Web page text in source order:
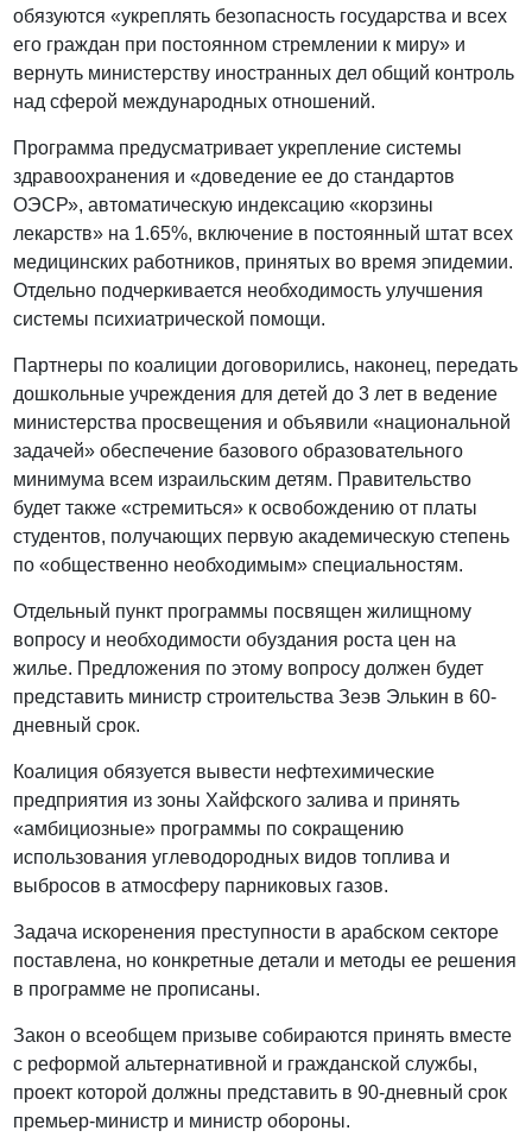
обязуются «укреплять безопасность государства и всех
его граждан при постоянном стремлении к миру» и
вернуть министерству иностранных дел общий контроль
над сферой международных отношений.
Программа предусматривает укрепление системы
здравоохранения и «доведение ее до стандартов
ОЭСР», автоматическую индексацию «корзины
лекарств» на 1.65%, включение в постоянный штат всех
медицинских работников, принятых во время эпидемии.
Отдельно подчеркивается необходимость улучшения
системы психиатрической помощи.
Партнеры по коалиции договорились, наконец, передать
дошкольные учреждения для детей до 3 лет в ведение
министерства просвещения и объявили «национальной
задачей» обеспечение базового образовательного
минимума всем израильским детям. Правительство
будет также «стремиться» к освобождению от платы
студентов, получающих первую академическую степень
по «общественно необходимым» специальностям.
Отдельный пункт программы посвящен жилищному
вопросу и необходимости обуздания роста цен на
жилье. Предложения по этому вопросу должен будет
представить министр строительства Зеэв Элькин в 60-
дневный срок.
Коалиция обязуется вывести нефтехимические
предприятия из зоны Хайфского залива и принять
«амбициозные» программы по сокращению
использования углеводородных видов топлива и
выбросов в атмосферу парниковых газов.
Задача искоренения преступности в арабском секторе
поставлена, но конкретные детали и методы ее решения
в программе не прописаны.
Закон о всеобщем призыве собираются принять вместе
с реформой альтернативной и гражданской службы,
проект которой должны представить в 90-дневный срок
премьер-министр и министр обороны.